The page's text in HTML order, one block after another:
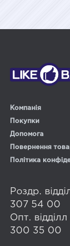
Компанія
Покупки
Допомога
Повернення
Політика
Роздр.
307 54 00
Опт.
300 35 00